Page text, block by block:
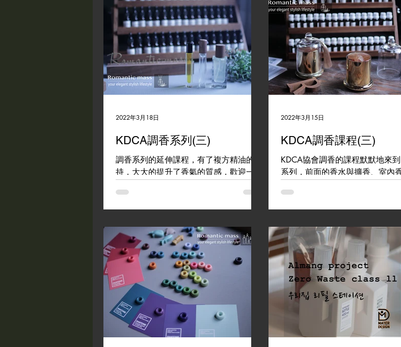
play the color for candle,調色蠟燭 Eben candle perfume 香水
flower cake擠花課程 fresh cream icing 鮮奶油抹面 kcca IRDA
Candle 蠟燭 KDCA NEWS
KDCA調香系列(三)
調香系列的延伸課程，有了複方精油的加
持，大大的提升了香氣的質感，歡迎一起
情請私訊詢問! #KDCA #prefume #天然
精油 #滾珠香水 #萬用軟膏
2022年3月18日
KDCA調香課程(三)
KDCA協會調香的課程默默地來到
系列，前面的香水與擴香、室內香
了新的調香師加入協會陣容，特別
調了複方的精油來與這一次的課
程除了基本的香水製作之外，更加
石擴香，生活品味與美...
2022年3月15日